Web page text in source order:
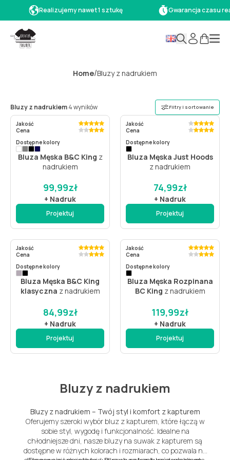
Realizujemy nawet 1 sztukę Gwarancja czasu
Home/Bluzy z nadrukiem
Bluzy z nadrukiem4 wyników Filtry i sortowanie
Jakość
Cena
Dostępne kolory
Bluza Męska B&C King z
nadrukiem
99,99zł
+ Nadruk
Projektuj
Jakość
Cena
Dostępne kolory
Bluza Męska Just Hoods
z nadrukiem
74,99zł
+ Nadruk
Projektuj
Jakość
Cena
Dostępne kolory
Bluza Męska B&C King
klasyczna z nadrukiem
84,99zł
+ Nadruk
Projektuj
Jakość
Cena
Dostępne kolory
Bluza Męska Rozpinana
BC King z nadrukiem
119,99zł
+ Nadruk
Projektuj
Bluzy z nadrukiem
Bluzy z nadrukiem – Twój styl i komfort z kapturem
Oferujemy szeroki wybór bluz z kapturem, które łączą w
sobie styl, wygodę i funkcjonalność. Idealne na
chłodniejsze dni, nasze bluzy na suwak z kapturem są
dostępne w różnych kolorach i rozmiarach, co pozwala na